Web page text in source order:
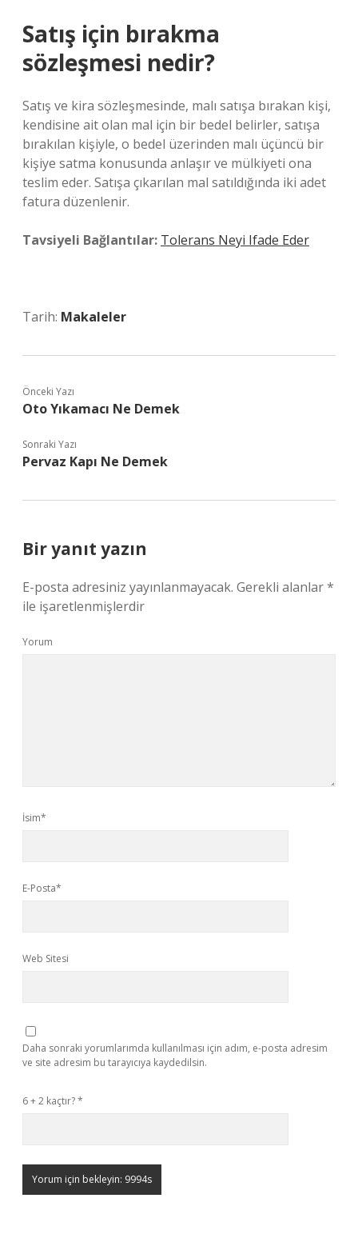
Satış için bırakma
sözleşmesi nedir?
Satış ve kira sözleşmesinde, malı satışa bırakan kişi,
kendisine ait olan mal için bir bedel belirler, satışa
bırakılan kişiyle, o bedel üzerinden malı üçüncü bir
kişiye satma konusunda anlaşır ve mülkiyeti ona
teslim eder. Satışa çıkarılan mal satıldığında iki adet
fatura düzenlenir.
Tavsiyeli Bağlantılar: Tolerans Neyi Ifade Eder
Tarih: Makaleler
Önceki Yazı
Oto Yıkamacı Ne Demek
Sonraki Yazı
Pervaz Kapı Ne Demek
Bir yanıt yazın
E-posta adresiniz yayınlanmayacak. Gerekli alanlar*
ile işaretlenmişlerdir
Yorum
İsim*
E-Posta*
Web Sitesi
Daha sonraki yorumlarımda kullanılması için adım, e-posta adresim
ve site adresim bu tarayıcıya kaydedilsin.
6 + 2 kaçtır?*